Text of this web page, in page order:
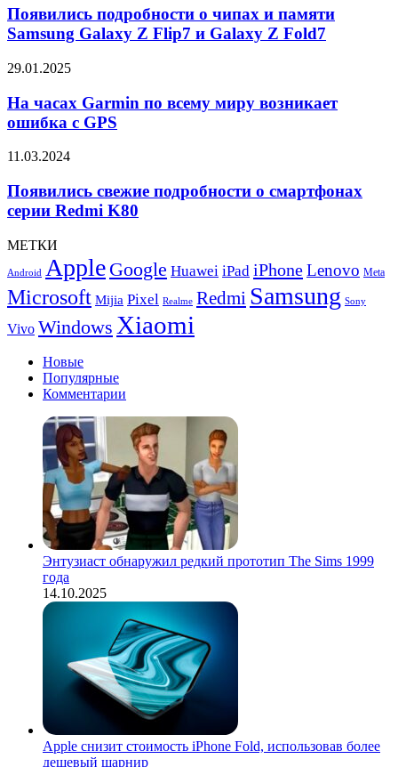
до
HyperOS
о
чипах
и
Samsung
Z
Flip7
Galaxy
Fold7
Появились подробности о чипах и памяти
Samsung Galaxy Z Flip7 и Galaxy Z Fold7
На
Garmin
по
всему
возникает
с
GPS
29.01.2025
На часах Garmin по всему миру возникает
ошибка с GPS
Появились
подробности
о
смартфонах
Redmi
K80
11.03.2024
Появились свежие подробности о смартфонах
серии Redmi K80
МЕТКИ
Android Apple Google Huawei iPad iPhoneLenovo Meta
Microsoft Mijia Pixel Realme Redmi Samsung Sony
Vivo Windows Xiaomi
Новые
Популярные
Комментарии
Энтузиаст обнаружил редкий прототип The Sims 1999
года
14.10.2025
Apple снизит стоимость iPhone Fold, использовав более
дешевый шарнир